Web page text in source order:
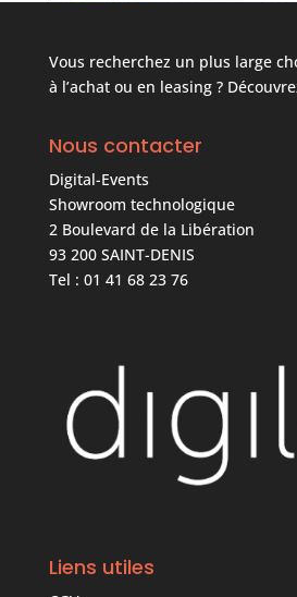
Vous recherchez un plus large
à l’achat ou en leasing ?
Nous contacter
Digital-Events
Showroom technologique
2 Boulevard de la Libération
93 200 SAINT-DENIS
Tel : 01 41 68 23 76
Liens utiles